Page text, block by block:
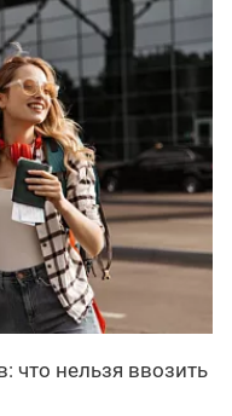
что нельзя ввозить